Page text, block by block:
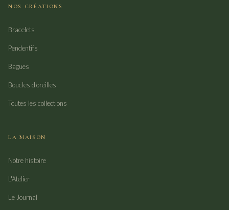
NOS CRÉATIONS
Bracelets
Pendentifs
Bagues
Boucles d'oreilles
Toutes les collections
LA MAISON
Notre histoire
L'Atelier
Le Journal